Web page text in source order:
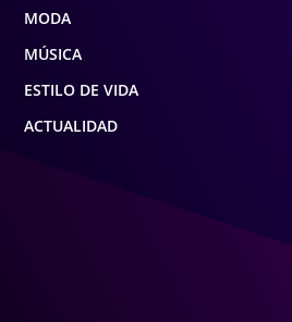
MODA
MÚSICA
ESTILO DE VIDA
ACTUALIDAD